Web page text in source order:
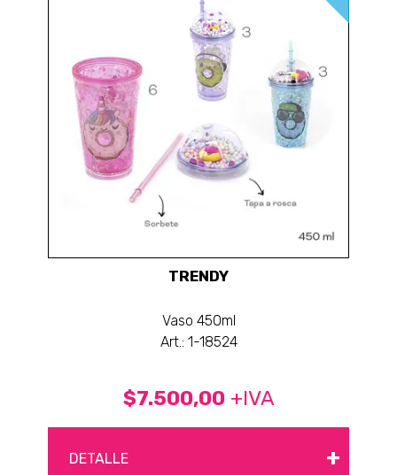
TRENDY
Vaso 450ml
Art.: 1-18524
$7.500,00 +IVA
DETALLE +